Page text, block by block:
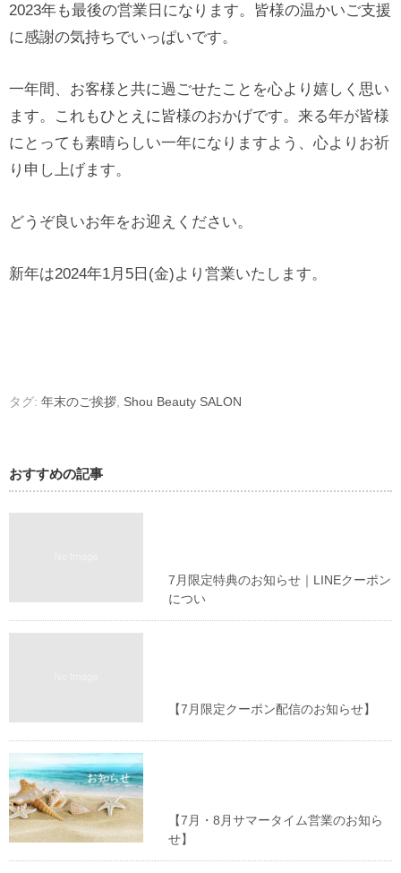
2023年も最後の営業日になります。皆様の温かいご支援
に感謝の気持ちでいっぱいです。
一年間、お客様と共に過ごせたことを心より嬉しく思い
ます。これもひとえに皆様のおかげです。来る年が皆様
にとっても素晴らしい一年になりますよう、心よりお祈
り申し上げます。
どうぞ良いお年をお迎えください。
新年は2024年1月5日(金)より営業いたします。
タグ: 年末のご挨拶, Shou Beauty SALON
おすすめの記事
7月限定特典のお知らせ｜LINEクーポン
につい
【7月限定クーポン配信のお知らせ】
【7月・8月サマータイム営業のお知ら
せ】